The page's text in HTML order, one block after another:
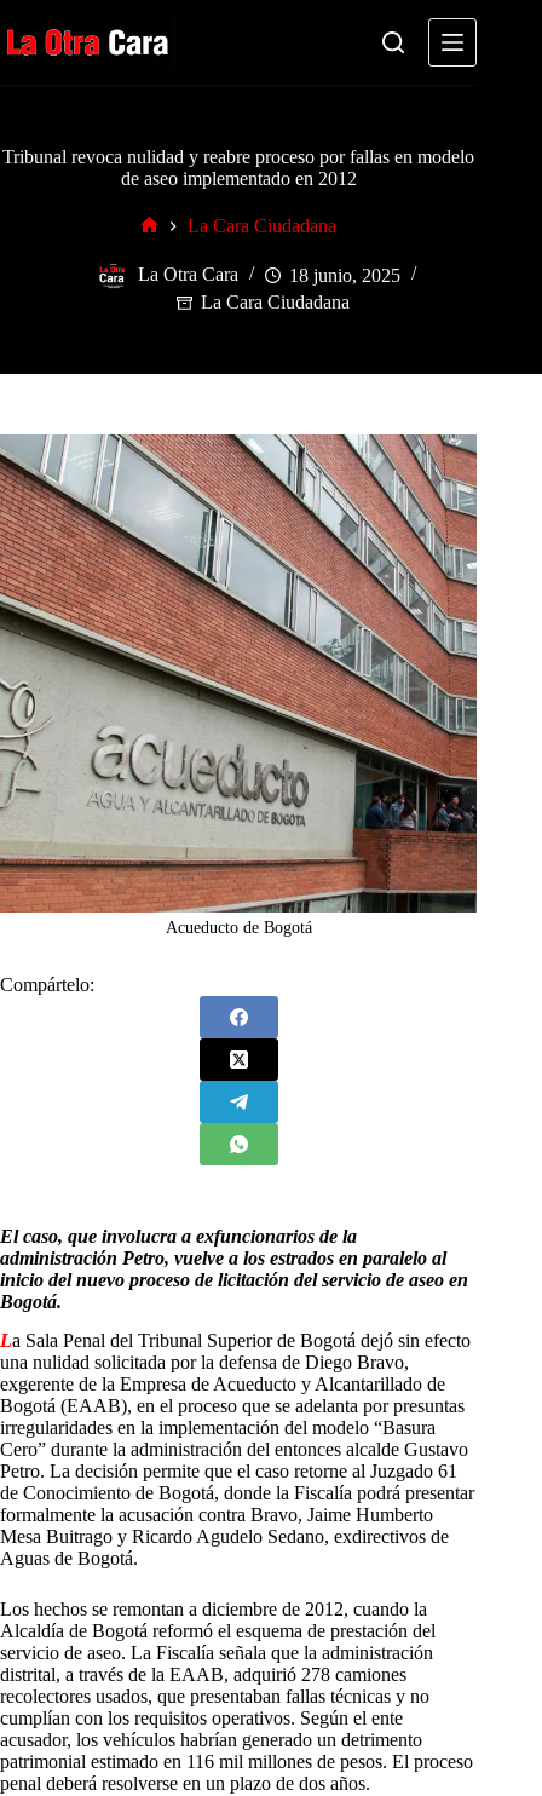
al
contenido
Tribunal revoca nulidad y reabre proceso por fallas en modelo
de aseo implementado en 2012
La Cara Ciudadana
La Otra Cara
18 junio, 2025
La Cara Ciudadana
Acueducto de Bogotá
Compártelo:
El caso, que involucra a exfuncionarios de la
administración Petro, vuelve a los estrados en paralelo al
inicio del nuevo proceso de licitación del servicio de aseo en
Bogotá.
La Sala Penal del Tribunal Superior de Bogotá dejó sin efecto
una nulidad solicitada por la defensa de Diego Bravo,
exgerente de la Empresa de Acueducto y Alcantarillado de
Bogotá (EAAB), en el proceso que se adelanta por presuntas
irregularidades en la implementación del modelo “Basura
Cero” durante la administración del entonces alcalde Gustavo
Petro. La decisión permite que el caso retorne al Juzgado 61
de Conocimiento de Bogotá, donde la Fiscalía podrá presentar
formalmente la acusación contra Bravo, Jaime Humberto
Mesa Buitrago y Ricardo Agudelo Sedano, exdirectivos de
Aguas de Bogotá.
Los hechos se remontan a diciembre de 2012, cuando la
Alcaldía de Bogotá reformó el esquema de prestación del
servicio de aseo. La Fiscalía señala que la administración
distrital, a través de la EAAB, adquirió 278 camiones
recolectores usados, que presentaban fallas técnicas y no
cumplían con los requisitos operativos. Según el ente
acusador, los vehículos habrían generado un detrimento
patrimonial estimado en 116 mil millones de pesos. El proceso
penal deberá resolverse en un plazo de dos años.